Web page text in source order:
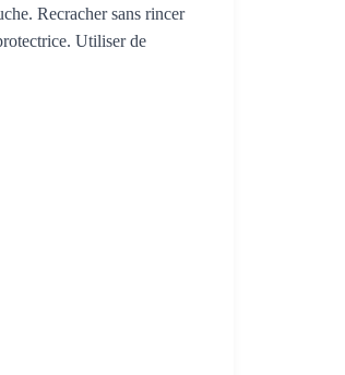
Recracher sans rincer
Utiliser de